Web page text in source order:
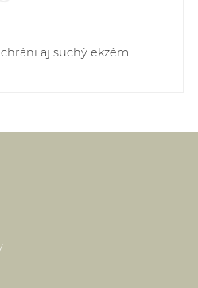
- pre všetky objednávky do
na Slovensku - 4,90 EUR
- pre všetky
doručované do Čiech -
aj suchý ekzém.